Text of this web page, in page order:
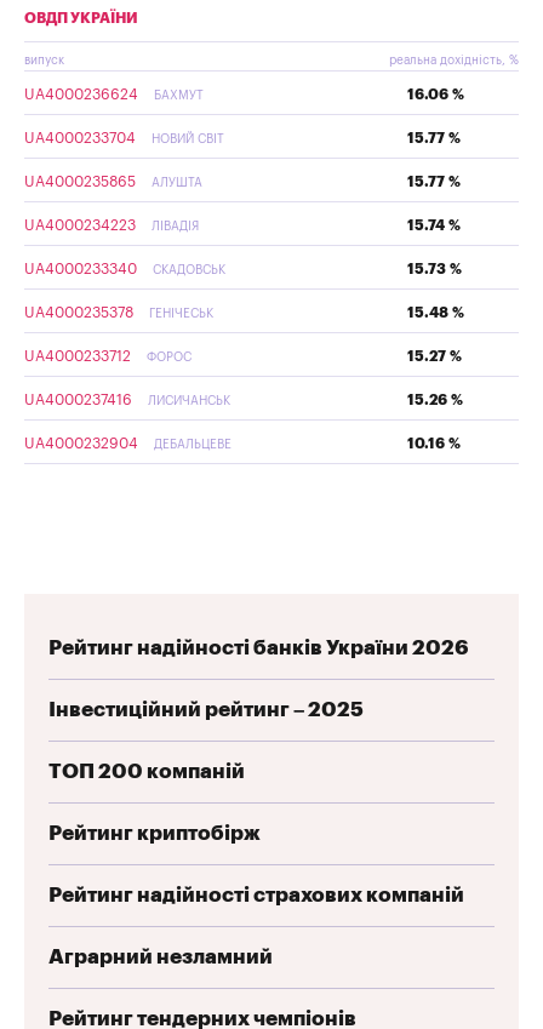
ОВДП УКРАЇНИ
випуск реальна дохідність, %
UA4000236624 БАХМУТ 16.06 %
UA4000233704 НОВИЙ СВІТ 15.77 %
UA4000235865 АЛУШТА 15.77 %
UA4000234223 ЛІВАДІЯ 15.74 %
UA4000233340 СКАДОВСЬК 15.73 %
UA4000235378 ГЕНІЧЕСЬК 15.48 %
UA4000233712 ФОРОС 15.27 %
UA4000237416 ЛИСИЧАНСЬК 15.26 %
UA4000232904 ДЕБАЛЬЦЕВЕ 10.16 %
Рейтинг надійності банків України 2026
Інвестиційний рейтинг – 2025
ТОП 200 компаній
Рейтинг криптобірж
Рейтинг надійності страхових компаній
Аграрний незламний
Рейтинг тендерних чемпіонів